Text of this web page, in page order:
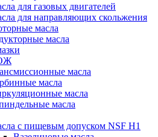
для газовых двигателей
для направляющих скольжения
масла
масла
масла
масла
масла
масла
с пищевым допуском NSF H1